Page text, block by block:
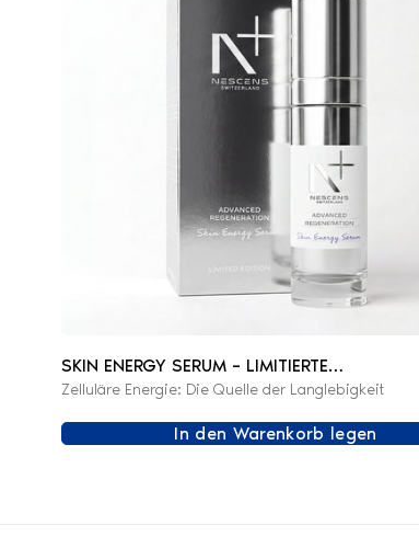
SKIN ENERGY SERUM – LIMITIERTE
AUFLAGE
Zelluläre Energie: Die Quelle der Langlebigkeit
In den Warenkorb legen